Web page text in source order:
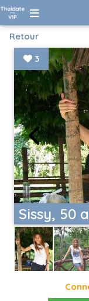
Retour
Sissy, 50
3